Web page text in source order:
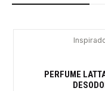
PERFUME